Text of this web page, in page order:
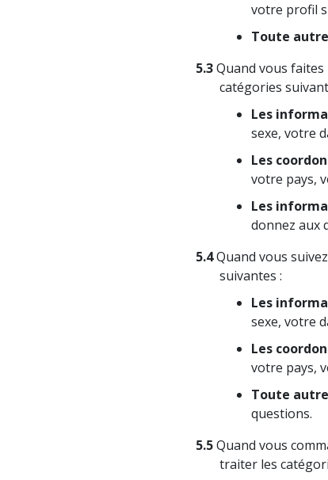
votre profil
Toute
5.3Quand vous faites
catégories
Les
sexe, votre
Les
votre pays,
Les
donnez aux
5.4Quand vous
suivantes :
Les
sexe, votre
Les
votre pays,
Toute
questions.
5.5Quand vous
traiter les